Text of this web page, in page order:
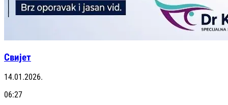
Свијет
14.01.2026.
06:27